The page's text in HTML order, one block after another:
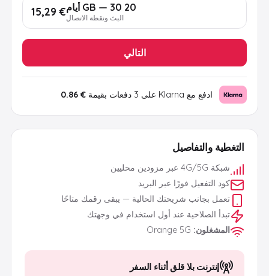
التغطية والتفاصيل
شبكة 4G/5G عبر مزودين محليين
كود التفعيل فورًا عبر البريد
تعمل بجانب شريحتك الحالية — يبقى رقمك متاحًا
تبدأ الصلاحية عند أول استخدام في وجهتك
المشغلون:
Orange 5G
إنترنت بلا قلق أثناء السفر
20 GB — 30 أيام
البث ونقطة الاتصال€ 15,29
التالي
ادفع مع Klarna على 3 دفعات بقيمة € 0.86